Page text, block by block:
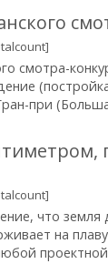
смотра-
при
что
на